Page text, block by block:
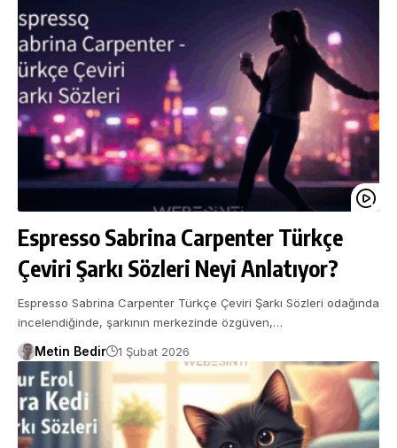
Espresso Sabrina Carpenter Türkçe
Çeviri Şarkı Sözleri Neyi Anlatıyor?
Espresso Sabrina Carpenter Türkçe Çeviri Şarkı Sözleri odağında
incelendiğinde, şarkının merkezinde özgüven,…
Metin Bedir 1 Şubat 2026